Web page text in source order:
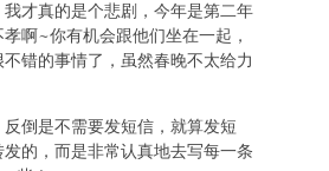
才真的是个悲剧，今年是第二年
啊~你有机会跟他们坐在一起，
错的事情了，虽然春晚不太给力
倒是不需要发短信，就算发短
的，而是非常认真地去写每一条